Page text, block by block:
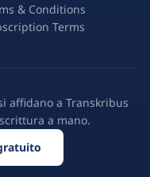
& Conditions
Terms
affidano a Transkribus
a mano.